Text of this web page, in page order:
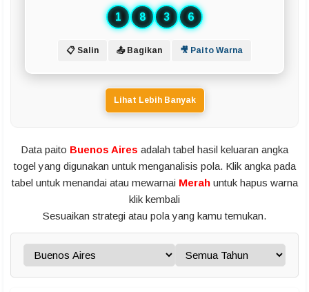
1 8 3 6
📋 Salin 📤 Bagikan 🎥 Paito Warna
Lihat Lebih Banyak
Data paito Buenos Aires adalah tabel hasil keluaran angka
togel yang digunakan untuk menganalisis pola. Klik angka pada
tabel untuk menandai atau mewarnai Merahuntuk hapus warna
klik kembali
Sesuaikan strategi atau pola yang kamu temukan.